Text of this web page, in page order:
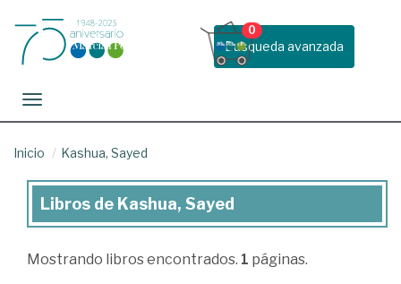
Busqueda avanzada
0
Toggle navigation
Inicio Kashua, Sayed
Libros
Kashua,
Libros de Kashua, Sayed
Mostrando libros encontrados. 1 páginas.